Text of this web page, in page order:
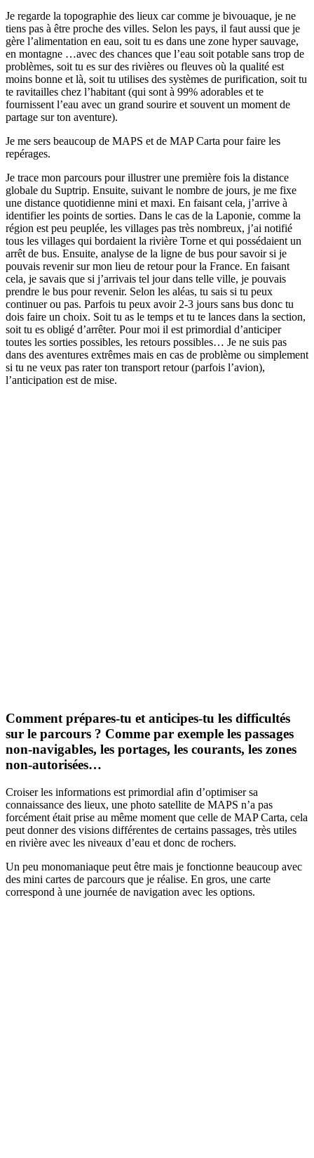
Je regarde la topographie des lieux car comme je bivouaque, je ne
tiens pas à être proche des villes. Selon les pays, il faut aussi que je
gère l’alimentation en eau, soit tu es dans une zone hyper sauvage,
en montagne …avec des chances que l’eau soit potable sans trop de
problèmes, soit tu es sur des rivières ou fleuves où la qualité est
moins bonne et là, soit tu utilises des systèmes de purification, soit tu
te ravitailles chez l’habitant (qui sont à 99% adorables et te
fournissent l’eau avec un grand sourire et souvent un moment de
partage sur ton aventure).
Je me sers beaucoup de MAPS et de MAP Carta pour faire les
repérages.
Je trace mon parcours pour illustrer une première fois la distance
globale du Suptrip. Ensuite, suivant le nombre de jours, je me fixe
une distance quotidienne mini et maxi. En faisant cela, j’arrive à
identifier les points de sorties. Dans le cas de la Laponie, comme la
région est peu peuplée, les villages pas très nombreux, j’ai notifié
tous les villages qui bordaient la rivière Torne et qui possédaient un
arrêt de bus. Ensuite, analyse de la ligne de bus pour savoir si je
pouvais revenir sur mon lieu de retour pour la France. En faisant
cela, je savais que si j’arrivais tel jour dans telle ville, je pouvais
prendre le bus pour revenir. Selon les aléas, tu sais si tu peux
continuer ou pas. Parfois tu peux avoir 2-3 jours sans bus donc tu
dois faire un choix. Soit tu as le temps et tu te lances dans la section,
soit tu es obligé d’arrêter. Pour moi il est primordial d’anticiper
toutes les sorties possibles, les retours possibles… Je ne suis pas
dans des aventures extrêmes mais en cas de problème ou simplement
si tu ne veux pas rater ton transport retour (parfois l’avion),
l’anticipation est de mise.
Comment prépares-tu et anticipes-tu les difficultés
sur le parcours ? Comme par exemple les passages
non-navigables, les portages, les courants, les zones
non-autorisées…
Croiser les informations est primordial afin d’optimiser sa
connaissance des lieux, une photo satellite de MAPS n’a pas
forcément était prise au même moment que celle de MAP Carta, cela
peut donner des visions différentes de certains passages, très utiles
en rivière avec les niveaux d’eau et donc de rochers.
Un peu monomaniaque peut être mais je fonctionne beaucoup avec
des mini cartes de parcours que je réalise. En gros, une carte
correspond à une journée de navigation avec les options.